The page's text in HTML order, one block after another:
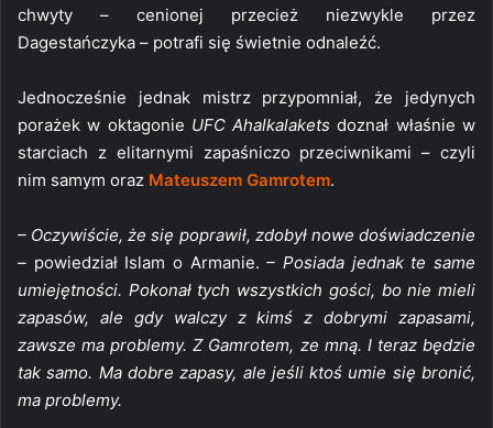
chwyty – cenionej przecież niezwykle przez
Dagestańczyka – potrafi się świetnie odnaleźć.
Jednocześnie jednak mistrz przypomniał, że jedynych
porażek w oktagonie UFC Ahalkalakets doznał właśnie w
starciach z elitarnymi zapaśniczo przeciwnikami – czyli
nim samym oraz Mateuszem Gamrotem.
– Oczywiście, że się poprawił, zdobył nowe doświadczenie
– powiedział Islam o Armanie.– Posiada jednak te same
umiejętności. Pokonał tych wszystkich gości, bo nie mieli
zapasów, ale gdy walczy z kimś z dobrymi zapasami,
zawsze ma problemy. Z Gamrotem, ze mną. I teraz będzie
tak samo. Ma dobre zapasy, ale jeśli ktoś umie się bronić,
ma problemy.